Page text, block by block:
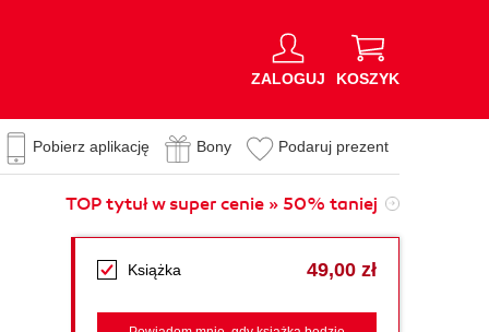
ZALOGUJ KOSZYK
Pobierz aplikację Bony Podaruj prezent
TOP tytuł w super cenie » 50% taniej
Książka 49,00 zł